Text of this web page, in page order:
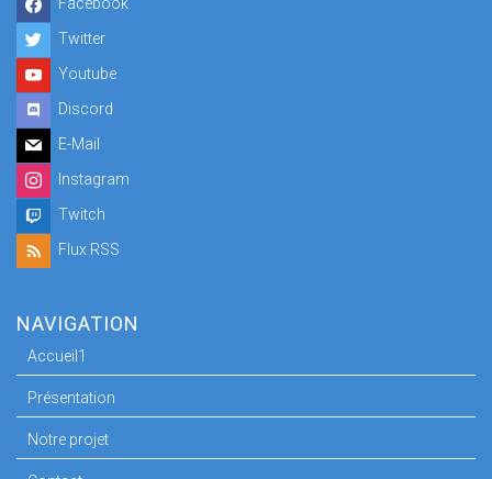
Twitter
Youtube
Discord
E-Mail
Instagram
Twitch
Flux RSS
NAVIGATION
Accueil1
Présentation
Notre projet